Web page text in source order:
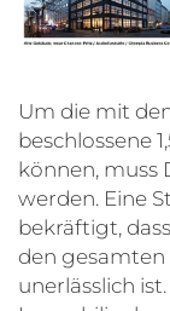
Um die mit
beschlossene
können, muss
werden. Eine
bekräftigt,
den gesamten
unerlässlich